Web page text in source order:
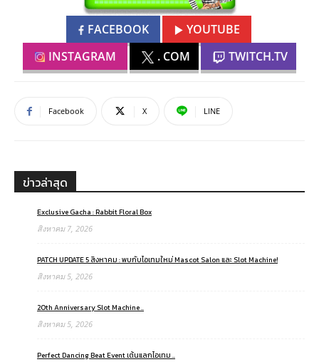
FACEBOOK
YOUTUBE
INSTAGRAM
. COM TWITCH.TV
Facebook X LINE
ข่าวล่าสุด
Exclusive Gacha : Rabbit Floral Box
สิงหาคม 7, 2026
PATCH UPDATE 5 สิงหาคม : พบกับไอเทมใหม่ Mascot Salon และ Slot Machine!
สิงหาคม 5, 2026
20th Anniversary Slot Machine ..
สิงหาคม 5, 2026
Perfect Dancing Beat Event เต้นแลกไอเทม ..